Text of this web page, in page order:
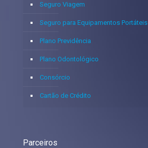
Seguro Viagem
Seguro para Equipamentos Portáteis
Plano Previdência
Plano Odontológico
Consórcio
Cartão de Crédito
Parceiros